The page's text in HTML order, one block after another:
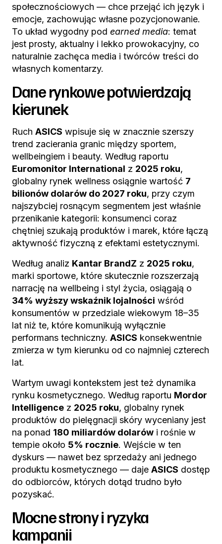
społecznościowych — chce przejąć ich język i
emocje, zachowując własne pozycjonowanie.
To układ wygodny pod earned media: temat
jest prosty, aktualny i lekko prowokacyjny, co
naturalnie zachęca media i twórców treści do
własnych komentarzy.
Dane rynkowe potwierdzają
kierunek
Ruch ASICS wpisuje się w znacznie szerszy
trend zacierania granic między sportem,
wellbeingiem i beauty. Według raportu
Euromonitor International z 2025 roku,
globalny rynek wellness osiągnie wartość 7
bilionów dolarów do 2027 roku, przy czym
najszybciej rosnącym segmentem jest właśnie
przenikanie kategorii: konsumenci coraz
chętniej szukają produktów i marek, które łączą
aktywność fizyczną z efektami estetycznymi.
Według analiz Kantar BrandZ z 2025 roku,
marki sportowe, które skutecznie rozszerzają
narrację na wellbeing i styl życia, osiągają o
34% wyższy wskaźnik lojalności wśród
konsumentów w przedziale wiekowym 18–35
lat niż te, które komunikują wyłącznie
performans techniczny. ASICS konsekwentnie
zmierza w tym kierunku od co najmniej czterech
lat.
Wartym uwagi kontekstem jest też dynamika
rynku kosmetycznego. Według raportu Mordor
Intelligence z 2025 roku, globalny rynek
produktów do pielęgnacji skóry wyceniany jest
na ponad 180 miliardów dolarów i rośnie w
tempie około 5% rocznie. Wejście w ten
dyskurs — nawet bez sprzedaży ani jednego
produktu kosmetycznego — daje ASICS dostęp
do odbiorców, których dotąd trudno było
pozyskać.
Mocne strony i ryzyka
kampanii